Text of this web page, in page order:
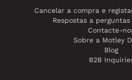
Cancelar a compra e
Respostas a
Contacte-
Sobre a Motley
Blog
B2B